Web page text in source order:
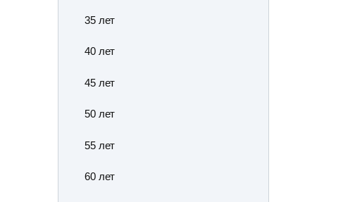
35 лет
40 лет
45 лет
50 лет
55 лет
60 лет